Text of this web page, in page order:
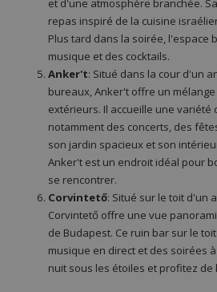
et d'une atmosphère branchée.
repas inspiré de la cuisine
Plus tard dans la soirée, l'espace
musique et des cocktails.
Anker't: Situé dans la cour d'un
bureaux, Anker't offre un
extérieurs. Il accueille une variété
notamment des concerts, des
son jardin spacieux et son
Anker't est un endroit idéal pour
se rencontrer.
Corvintető: Situé sur le toit d'un
Corvintető offre une vue
de Budapest. Ce ruin bar sur le
musique en direct et des soirées
nuit sous les étoiles et profitez